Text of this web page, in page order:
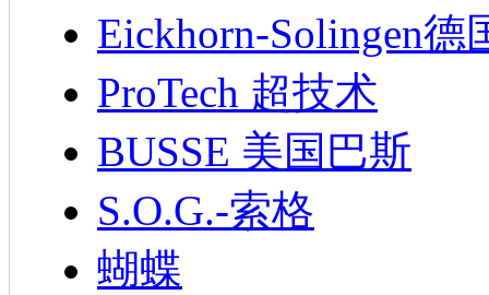
Eickhorn-Solingen德
ProTech 超技术
BUSSE 美国巴斯
S.O.G.-索格
蝴蝶